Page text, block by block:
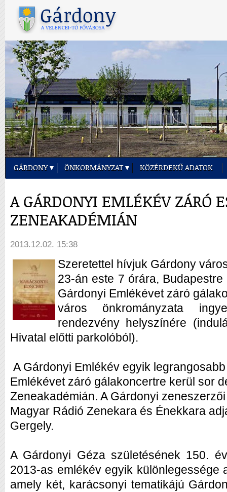
GÁRDONY ÖNKORMÁNYZAT KÖZÉRDEKŰ ADATOK
A GÁRDONYI EMLÉKÉV ZÁRÓ
ZENEAKADÉMIÁN
2013.12.02. 15:38
Szeretettel hívjuk Gárdony
23-án este 7 órára,
Gárdonyi Emlékévet záró
város önkrományzata
rendezvény helyszínére
Hivatal előtti parkolóból).
A Gárdonyi Emlékév egyik
Emlékévet záró gálakoncertre kerül sor
Zeneakadémián. A Gárdonyi
Magyar Rádió Zenekara és Énekkara
Gergely.
A Gárdonyi Géza születésének 150.
2013-as emlékév egyik különlegessége
amely két, karácsonyi tematikájú